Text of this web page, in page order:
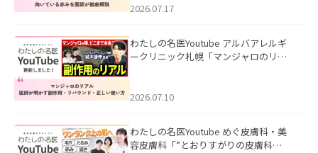
した。
2026.07.17
わたしの名医Youtube アルバアレルギ
ークリニック札幌「マンジャロのリア
た。
2026.07.10
わたしの名医Youtube めぐ皮膚科・美
容皮膚科「”とおりすがりの皮膚科